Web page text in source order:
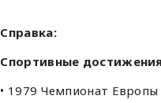
Справка:
Спортивные
• 1979 Чемпионат Европы